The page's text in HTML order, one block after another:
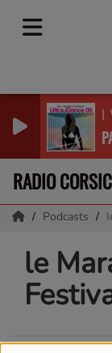
I
RADIO
Podcasts
le